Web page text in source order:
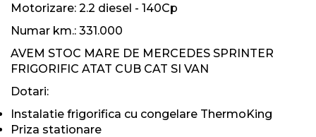
Motorizare: 2.2 diesel - 140Cp
Numar km.: 331.000
AVEM STOC MARE DE MERCEDES SPRINTER
FRIGORIFIC ATAT CUB CAT SI VAN
Dotari:
Instalatie frigorifica cu congelare ThermoKing
Priza stationare